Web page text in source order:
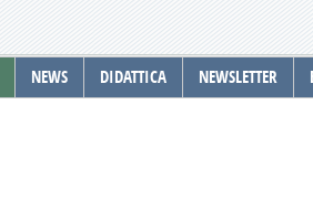
NEWS DIDATTICA NEWSLETTER